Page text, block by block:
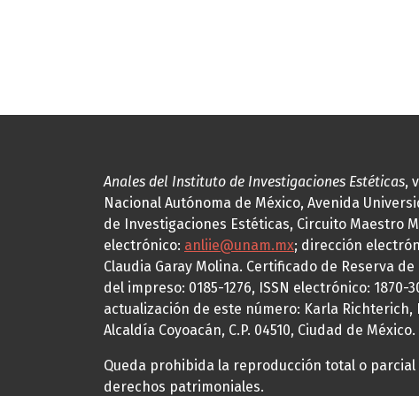
Anales del Instituto de Investigaciones Estéticas,
Nacional Autónoma de México, Avenida
de Investigaciones Estéticas, Circuito Maestro
electrónico: anliie@unam.mx; dirección
Claudia Garay Molina. Certificado de Reserva
del impreso: 0185-1276, ISSN electrónico:
actualización de este número: Karla
Alcaldía Coyoacán, C.P. 04510, Ciudad de
Queda prohibida la reproducción total o
derechos patrimoniales.